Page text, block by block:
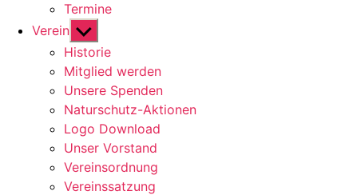
Termine
Verein Untermenü
anzeigen
Historie
Mitglied werden
Unsere Spenden
Naturschutz-Aktionen
Logo Download
Unser Vorstand
Vereinsordnung
Vereinssatzung